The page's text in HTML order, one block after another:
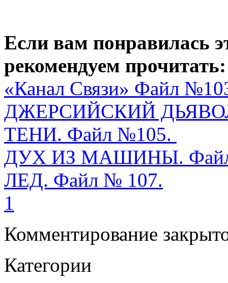
Если вам понравилась
рекомендуем прочитать:
«Канал Связи» Файл
ДЖЕРСИЙСКИЙ
ТЕНИ. Файл №105.
ДУХ ИЗ МАШИНЫ.
ЛЕД. Файл № 107.
1
Комментирование
Категории